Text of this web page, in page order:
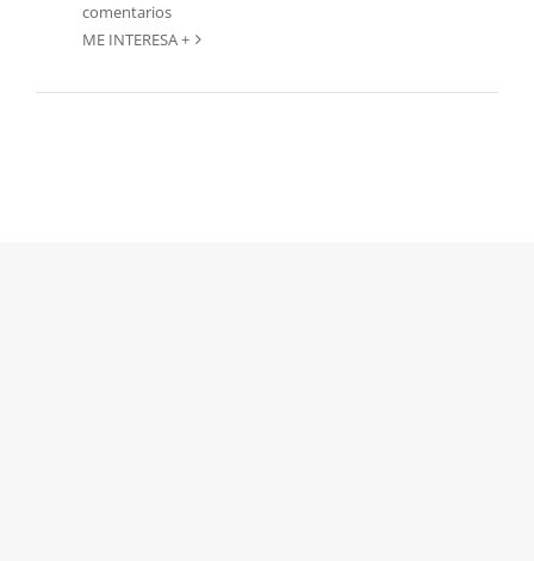
comentarios
ME INTERESA +